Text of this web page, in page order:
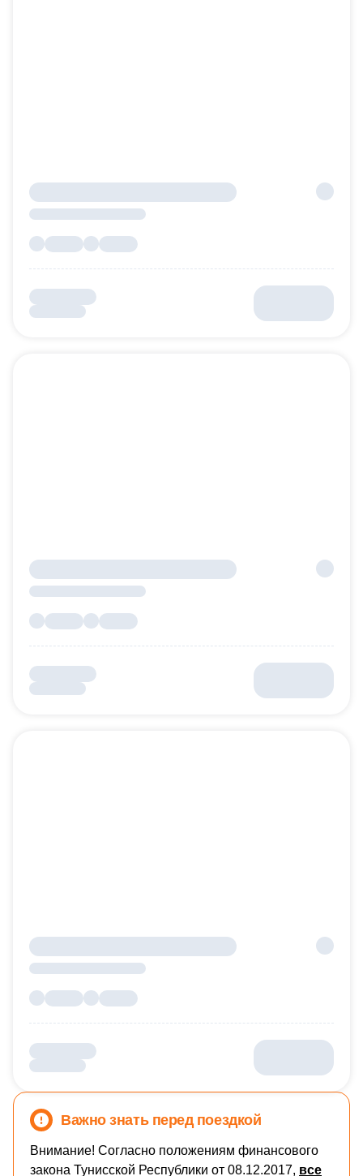
Важно знать перед поездкой
Внимание! Согласно положениям финансового
закона Тунисской Республики от 08.12.2017, все